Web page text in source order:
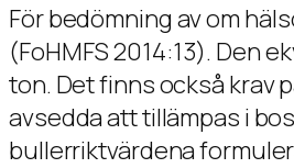
För bedömning av om
(FoHMFS 2014:13). Den
ton. Det finns också krav
avsedda att tillämpas i
bullerriktvärdena